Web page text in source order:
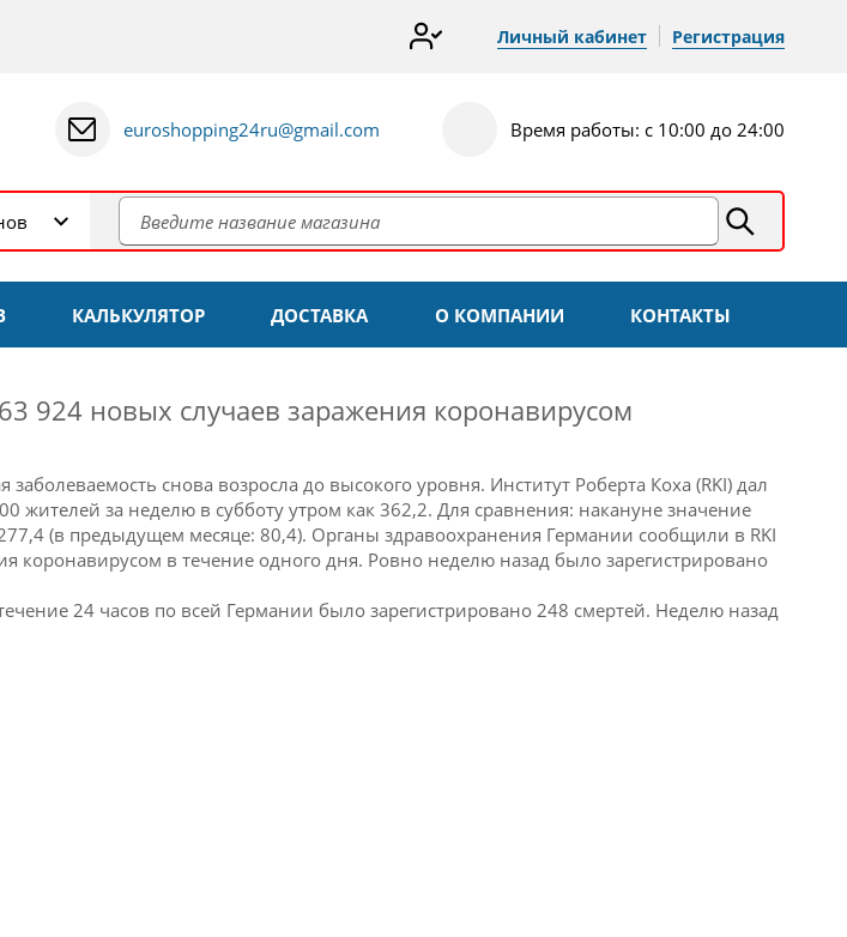
Личный кабинет Регистрация
euroshopping24ru@gmail.com Время работы: с 10:00 до 24:00
КАЛЬКУЛЯТОР ДОСТАВКА О КОМПАНИИ КОНТАКТЫ
924 новых случаев заражения коронавирусом
заболеваемость снова возросла до высокого уровня. Институт Роберта Коха (RKI) дал
жителей за неделю в субботу утром как 362,2. Для сравнения: накануне значение
(в предыдущем месяце: 80,4). Органы здравоохранения Германии сообщили в RKI
коронавирусом в течение одного дня. Ровно неделю назад было зарегистрировано
24 часов по всей Германии было зарегистрировано 248 смертей. Неделю назад